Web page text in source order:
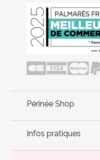
Périnée Shop
Infos pratiques